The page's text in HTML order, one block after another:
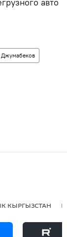
КЫРГЫЗСТАН